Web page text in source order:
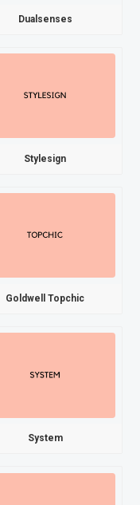
Dualsenses
Stylesign
Goldwell Topchic
System